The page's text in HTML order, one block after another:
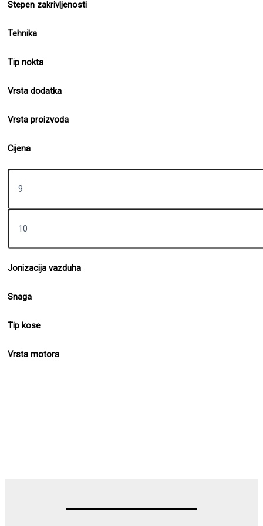
Stepen zakrivljenosti
Tehnika
Tip nokta
Vrsta dodatka
Vrsta proizvoda
Cijena
Jonizacija vazduha
Snaga
Tip kose
Vrsta motora